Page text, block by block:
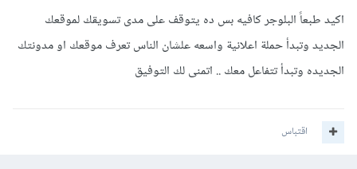
اكيد طبعاً البلوجر كافيه بس ده يتوقف على مدى تسويقك لموقعك
الجديد وتبدأ حملة اعلانية واسعه علشان الناس تعرف موقعك او مدونتك
الجديده وتبدأ تتفاعل معك .. اتمنى لك التوفيق
اقتباس